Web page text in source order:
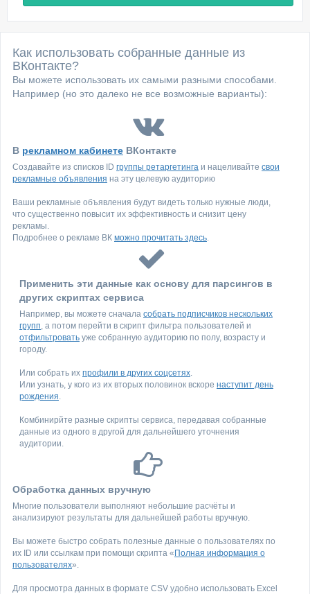
Как использовать собранные данные из
ВКонтакте?
Вы можете использовать их самыми разными способами.
Например (но это далеко не все возможные варианты):
В рекламном кабинете ВКонтакте
Создавайте из списков ID группы ретаргетинга и нацеливайте свои
рекламные объявления на эту целевую аудиторию
Ваши рекламные объявления будут видеть только нужные люди,
что существенно повысит их эффективность и снизит цену
рекламы.
Подробнее о рекламе ВК можно прочитать здесь.
Применить эти данные как основу для парсингов в
других скриптах сервиса
Например, вы можете сначала собрать подписчиков нескольких
групп, а потом перейти в скрипт фильтра пользователей и
отфильтровать уже собранную аудиторию по полу, возрасту и
городу.
Или собрать их профили в других соцсетях.
Или узнать, у кого из их вторых половинок вскоре наступит день
рождения.
Комбинирйте разные скрипты сервиса, передавая собранные
данные из одного в другой для дальнейшего уточнения
аудитории.
Обработка данных вручную
Многие пользователи выполняют небольшие расчёты и
анализируют результаты для дальнейшей работы вручную.
Вы можете быстро собрать полезные данные о пользователях по
их ID или ссылкам при помощи скрипта « Полная информация о
пользователях».
Для просмотра данных в формате CSV удобно использовать Excel